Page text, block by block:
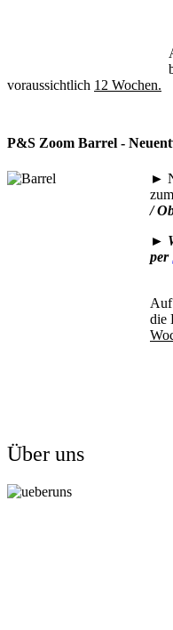
voraussichtlich 12 Wochen.
P&S Zoom Barrel -
►
/
►
per
Auf
die
Über uns